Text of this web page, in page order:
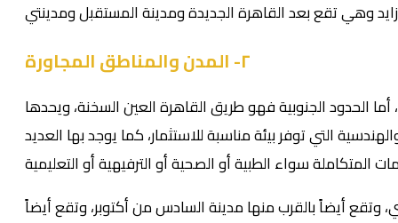
الحدود الجنوبية فهو طريق القاهرة العين السخنة، ويحدها
التي توفر بيئة مناسبة للاستثمار، كما يوجد بها العديد
وتقع أيضاً بالقرب منها مدينة السادس من أكتوبر، وتقع أيضاً